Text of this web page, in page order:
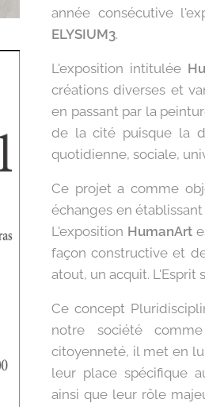
année consécutive
ELYSIUM3.
L'exposition intitulée
créations diverses et
en passant par la
de la cité puisque la
quotidienne, sociale,
Ce projet a comme
échanges en
L'exposition HumanArt
façon constructive et
atout, un acquit. L'Esprit
Ce concept
notre société
citoyenneté, il met en
leur place spécifique
ainsi que leur rôle